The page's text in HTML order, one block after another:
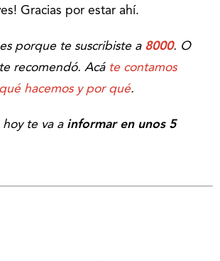
Gracias por estar ahí.
porque te suscribiste a 8000. O
recomendó. Acáte contamos
hacemos y por qué.
te va a informar en unos 5